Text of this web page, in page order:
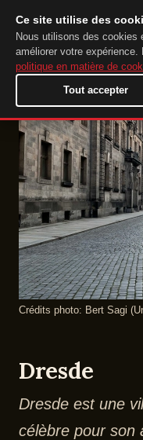
DuckTip.com
Crédits photo: Bert Sagi
Dresde
Dresde est une
célèbre pour son
Ce site utilise des
Nous utilisons des
améliorer votre
politique en matière de
Tout accepter